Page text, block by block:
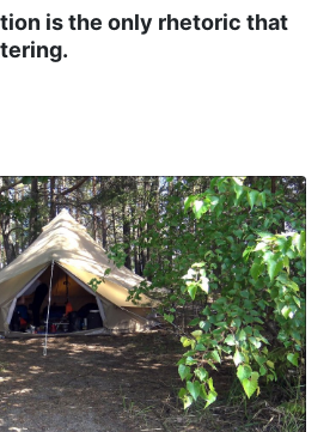
is the only rhetoric that